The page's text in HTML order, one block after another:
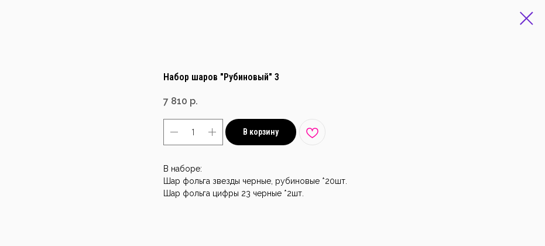
Набор шаров "Рубиновый" 3
7 810 р.
В корзину
В наборе:
Шар фольга звезды черные, рубиновые *20шт.
Шар фольга цифры 23 черные *2шт.